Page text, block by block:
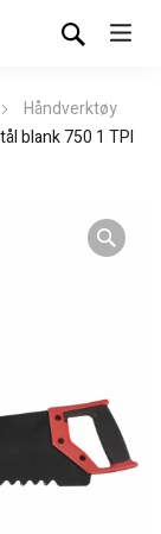
Håndverktøy
blank 750 1 TPI